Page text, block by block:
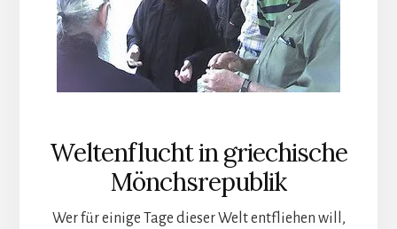
Weltenflucht in griechische
Mönchsrepublik
Wer für einige Tage dieser Welt entfliehen will,